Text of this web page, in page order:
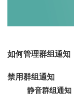
如何管理群组通知
禁用群组通知
静音群组通知